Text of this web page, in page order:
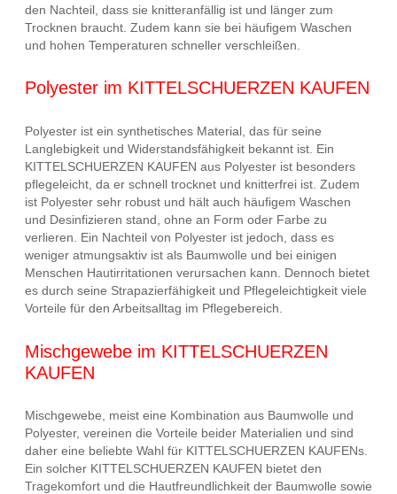
den Nachteil, dass sie knitteranfällig ist und länger zum
Trocknen braucht. Zudem kann sie bei häufigem Waschen
und hohen Temperaturen schneller verschleißen.
Polyester im KITTELSCHUERZEN KAUFEN
Polyester ist ein synthetisches Material, das für seine
Langlebigkeit und Widerstandsfähigkeit bekannt ist. Ein
KITTELSCHUERZEN KAUFEN aus Polyester ist besonders
pflegeleicht, da er schnell trocknet und knitterfrei ist. Zudem
ist Polyester sehr robust und hält auch häufigem Waschen
und Desinfizieren stand, ohne an Form oder Farbe zu
verlieren. Ein Nachteil von Polyester ist jedoch, dass es
weniger atmungsaktiv ist als Baumwolle und bei einigen
Menschen Hautirritationen verursachen kann. Dennoch bietet
es durch seine Strapazierfähigkeit und Pflegeleichtigkeit viele
Vorteile für den Arbeitsalltag im Pflegebereich.
Mischgewebe im KITTELSCHUERZEN
KAUFEN
Mischgewebe, meist eine Kombination aus Baumwolle und
Polyester, vereinen die Vorteile beider Materialien und sind
daher eine beliebte Wahl für KITTELSCHUERZEN KAUFENs.
Ein solcher KITTELSCHUERZEN KAUFEN bietet den
Tragekomfort und die Hautfreundlichkeit der Baumwolle sowie